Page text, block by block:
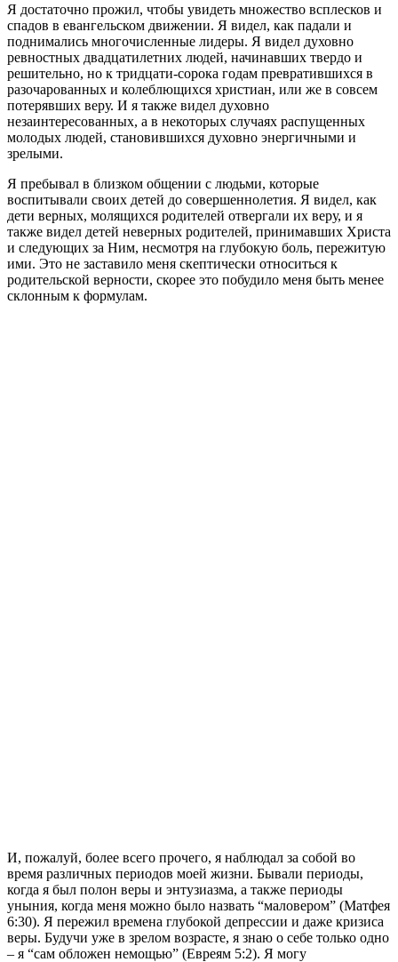
Я достаточно прожил, чтобы увидеть множество всплесков и
спадов в евангельском движении. Я видел, как падали и
поднимались многочисленные лидеры. Я видел духовно
ревностных двадцатилетних людей, начинавших твердо и
решительно, но к тридцати-сорока годам превратившихся в
разочарованных и колеблющихся христиан, или же в совсем
потерявших веру. И я также видел духовно
незаинтересованных, а в некоторых случаях распущенных
молодых людей, становившихся духовно энергичными и
зрелыми.
Я пребывал в близком общении с людьми, которые
воспитывали своих детей до совершеннолетия. Я видел, как
дети верных, молящихся родителей отвергали их веру, и я
также видел детей неверных родителей, принимавших Христа
и следующих за Ним, несмотря на глубокую боль, пережитую
ими. Это не заставило меня скептически относиться к
родительской верности, скорее это побудило меня быть менее
склонным к формулам.
И, пожалуй, более всего прочего, я наблюдал за собой во
время различных периодов моей жизни. Бывали периоды,
когда я был полон веры и энтузиазма, а также периоды
уныния, когда меня можно было назвать “маловером” (Матфея
6:30). Я пережил времена глубокой депрессии и даже кризиса
веры. Будучи уже в зрелом возрасте, я знаю о себе только одно
– я “сам обложен немощью” (Евреям 5:2). Я могу